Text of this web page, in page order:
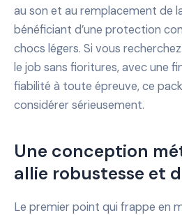
au son et au remplacement de
bénéficiant d’une protection
chocs légers. Si vous
le job sans fioritures, avec une
fiabilité à toute épreuve, ce
considérer sérieusement.
Une conception
allie robustesse et
Le premier point qui frappe en